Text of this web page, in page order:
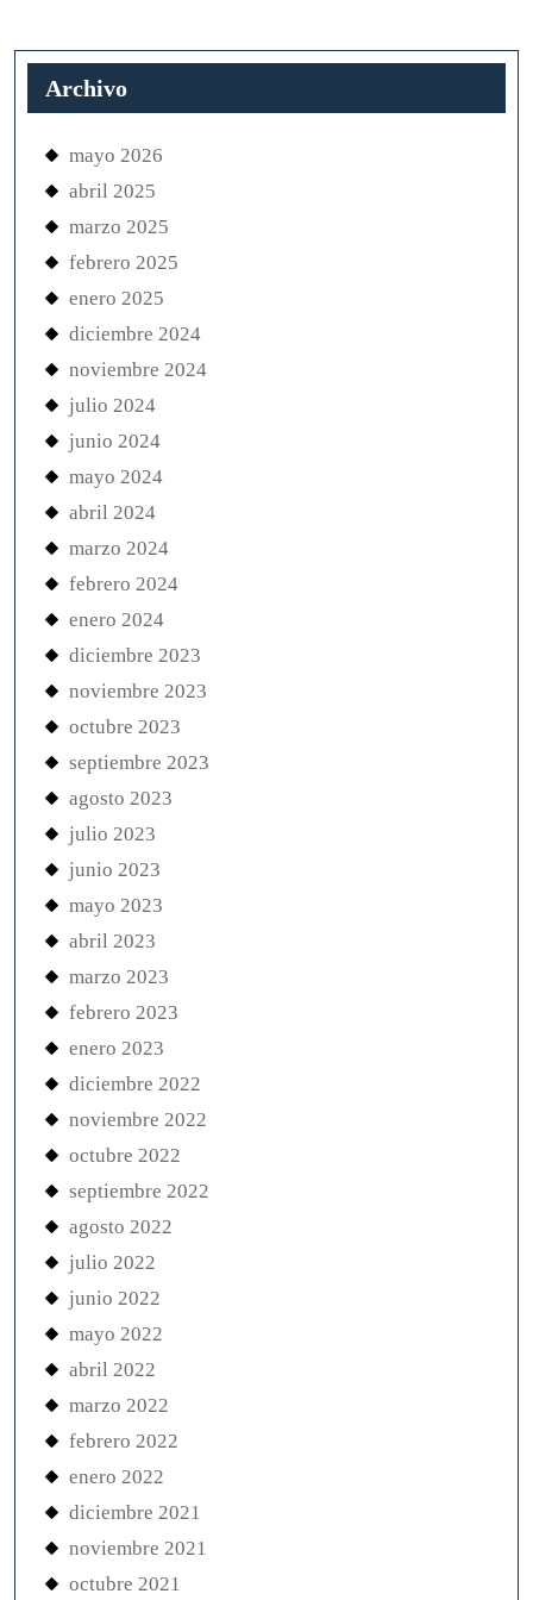
Archivo
mayo 2026
abril 2025
marzo 2025
febrero 2025
enero 2025
diciembre 2024
noviembre 2024
julio 2024
junio 2024
mayo 2024
abril 2024
marzo 2024
febrero 2024
enero 2024
diciembre 2023
noviembre 2023
octubre 2023
septiembre 2023
agosto 2023
julio 2023
junio 2023
mayo 2023
abril 2023
marzo 2023
febrero 2023
enero 2023
diciembre 2022
noviembre 2022
octubre 2022
septiembre 2022
agosto 2022
julio 2022
junio 2022
mayo 2022
abril 2022
marzo 2022
febrero 2022
enero 2022
diciembre 2021
noviembre 2021
octubre 2021